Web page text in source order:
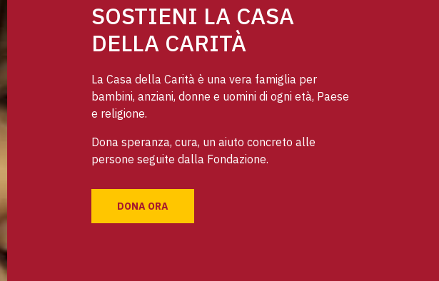
SOSTIENI LA CASA
DELLA CARITÀ
La Casa della Carità è una vera famiglia per
bambini, anziani, donne e uomini di ogni età, Paese
e religione.
Dona speranza, cura, un aiuto concreto alle
persone seguite dalla Fondazione.
DONA ORA